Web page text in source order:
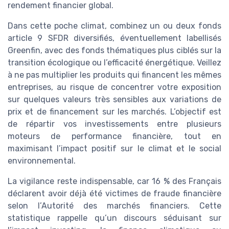
rendement financier global.
Dans cette poche climat, combinez un ou deux fonds
article 9 SFDR diversifiés, éventuellement labellisés
Greenfin, avec des fonds thématiques plus ciblés sur la
transition écologique ou l’efficacité énergétique. Veillez
à ne pas multiplier les produits qui financent les mêmes
entreprises, au risque de concentrer votre exposition
sur quelques valeurs très sensibles aux variations de
prix et de financement sur les marchés. L’objectif est
de répartir vos investissements entre plusieurs
moteurs de performance financière, tout en
maximisant l’impact positif sur le climat et le social
environnemental.
La vigilance reste indispensable, car 16 % des Français
déclarent avoir déjà été victimes de fraude financière
selon l’Autorité des marchés financiers. Cette
statistique rappelle qu’un discours séduisant sur